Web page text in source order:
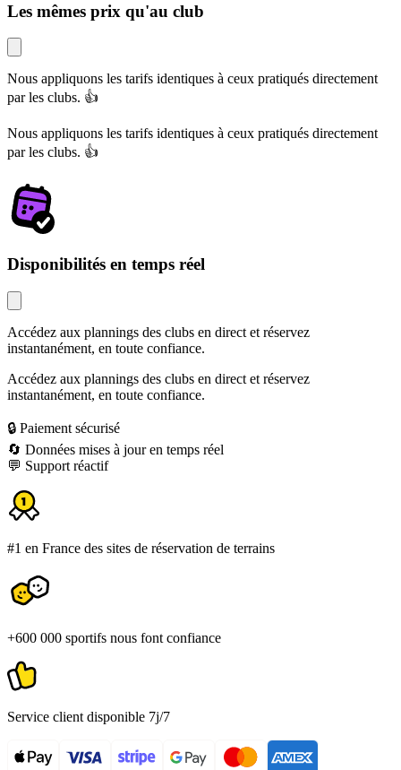
Les mêmes prix qu'au club
Nous appliquons les tarifs identiques à ceux pratiqués directement
par les clubs. 👍
Nous appliquons les tarifs identiques à ceux pratiqués directement
par les clubs. 👍
Disponibilités en temps réel
Accédez aux plannings des clubs en direct et réservez
instantanément, en toute confiance.
Accédez aux plannings des clubs en direct et réservez
instantanément, en toute confiance.
🔒 Paiement sécurisé
🔄 Données mises à jour en temps réel
💬 Support réactif
#1 en France des sites de réservation de terrains
+600 000 sportifs nous font confiance
Service client disponible 7j/7